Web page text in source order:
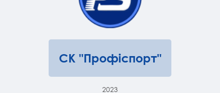
СК "Профіспорт"
2023